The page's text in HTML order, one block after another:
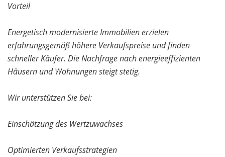
Vorteil
Energetisch modernisierte Immobilien erzielen
erfahrungsgemäß höhere Verkaufspreise und finden
schneller Käufer. Die Nachfrage nach energieeffizienten
Häusern und Wohnungen steigt stetig.
Wir unterstützen Sie bei:
Einschätzung des Wertzuwachses
Optimierten Verkaufsstrategien